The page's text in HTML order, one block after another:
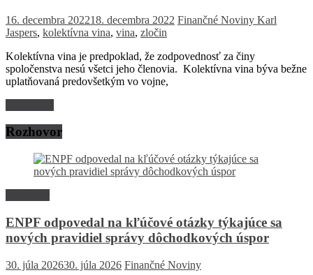
16. decembra 202218. decembra 2022 Finančné Noviny Karl
Jaspers, kolektívna vina, vina, zločin
Kolektívna vina je predpoklad, že zodpovednosť za činy
spoločenstva nesú všetci jeho členovia. Kolektívna vina býva bežne
uplatňovaná predovšetkým vo vojne,
Rozhovor
ENPF odpovedal na kľúčové otázky týkajúce sa
nových pravidiel správy dôchodkových úspor
30. júla 202630. júla 2026 Finančné Noviny